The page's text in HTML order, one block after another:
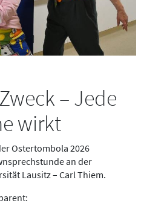
– Jede
wirkt
Ostertombola 2026
an der
Lausitz – Carl Thiem.